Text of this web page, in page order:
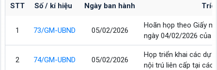
STT Số / kí hiệu Ngày ban hành
1 73/GM-UBND 05/02/2026
Hoãn họp theo Giấy
ngày 04/02/2026 của
2 74/GM-UBND 05/02/2026
Họp triển khai các dự
nội trú liên cấp tại các